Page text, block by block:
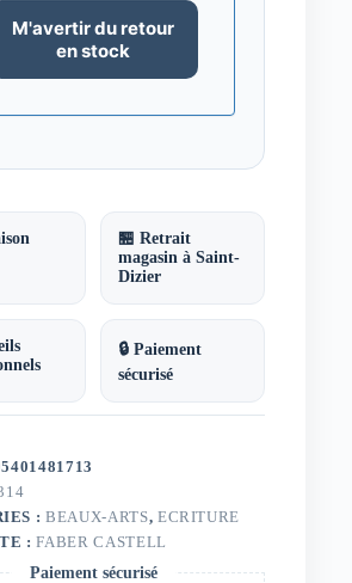
🏪 Retrait
magasin à Saint-
Dizier
🔒 Paiement
sécurisé
:BEAUX-ARTS, ECRITURE
:FABER CASTELL
Paiement sécurisé